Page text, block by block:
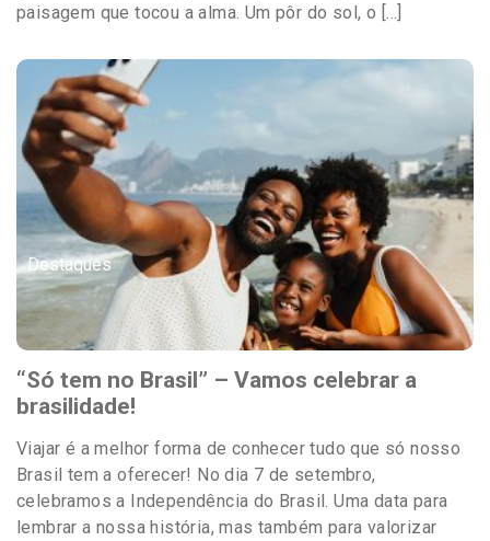
paisagem que tocou a alma. Um pôr do sol, o […]
Destaques
“Só tem no Brasil” – Vamos celebrar a
brasilidade!
Viajar é a melhor forma de conhecer tudo que só nosso
Brasil tem a oferecer! No dia 7 de setembro,
celebramos a Independência do Brasil. Uma data para
lembrar a nossa história, mas também para valorizar